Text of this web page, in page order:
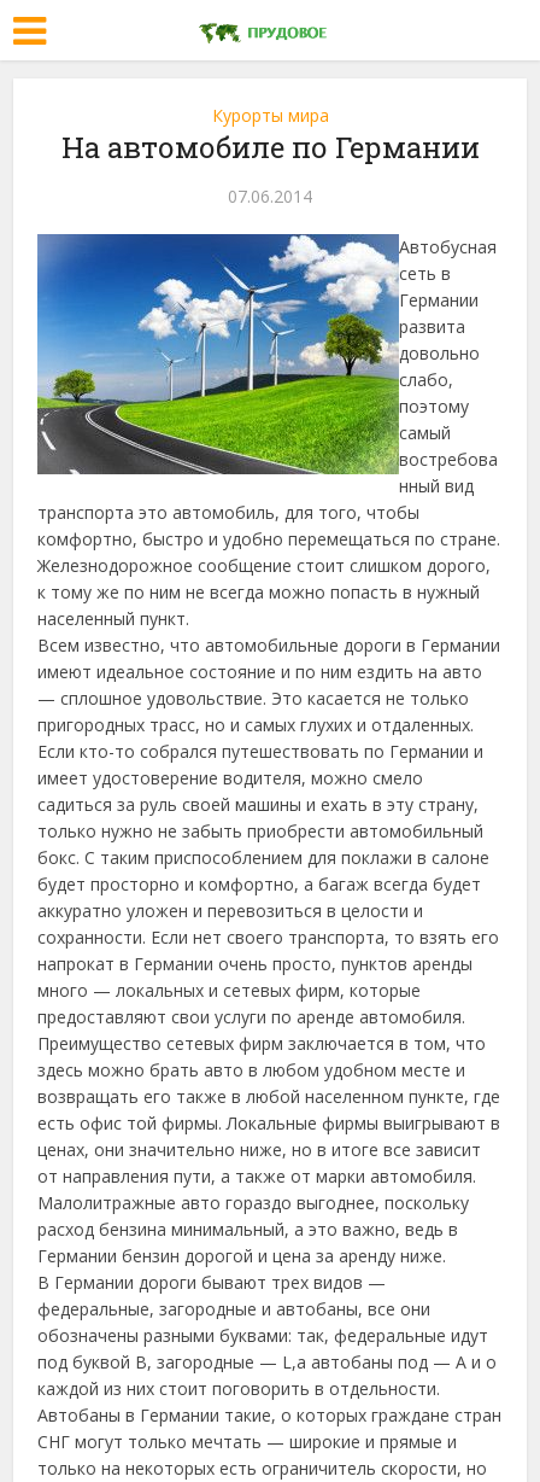
Курорты мира
На автомобиле по Германии
07.06.2014
Автобусная
сеть в
Германии
развита
довольно
слабо,
поэтому
самый
востребова
нный вид
транспорта это автомобиль, для того, чтобы
комфортно, быстро и удобно перемещаться по стране.
Железнодорожное сообщение стоит слишком дорого,
к тому же по ним не всегда можно попасть в нужный
населенный пункт.
Всем известно, что автомобильные дороги в Германии
имеют идеальное состояние и по ним ездить на авто
— сплошное удовольствие. Это касается не только
пригородных трасс, но и самых глухих и отдаленных.
Если кто-то собрался путешествовать по Германии и
имеет удостоверение водителя, можно смело
садиться за руль своей машины и ехать в эту страну,
только нужно не забыть приобрести автомобильный
бокс. С таким приспособлением для поклажи в салоне
будет просторно и комфортно, а багаж всегда будет
аккуратно уложен и перевозиться в целости и
сохранности. Если нет своего транспорта, то взять его
напрокат в Германии очень просто, пунктов аренды
много — локальных и сетевых фирм, которые
предоставляют свои услуги по аренде автомобиля.
Преимущество сетевых фирм заключается в том, что
здесь можно брать авто в любом удобном месте и
возвращать его также в любой населенном пункте, где
есть офис той фирмы. Локальные фирмы выигрывают в
ценах, они значительно ниже, но в итоге все зависит
от направления пути, а также от марки автомобиля.
Малолитражные авто гораздо выгоднее, поскольку
расход бензина минимальный, а это важно, ведь в
Германии бензин дорогой и цена за аренду ниже.
В Германии дороги бывают трех видов —
федеральные, загородные и автобаны, все они
обозначены разными буквами: так, федеральные идут
под буквой B, загородные — L,а автобаны под — A и о
каждой из них стоит поговорить в отдельности.
Автобаны в Германии такие, о которых граждане стран
СНГ могут только мечтать — широкие и прямые и
только на некоторых есть ограничитель скорости, но